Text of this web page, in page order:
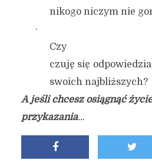
nikogo niczym nie
·
Czy
czuję się
swoich najbliższych?
A jeśli chcesz osiągnąć
przykazania…